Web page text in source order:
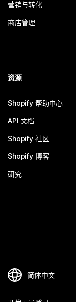
营销与转化
商店管理
资源
Shopify 帮助中心
API 文档
Shopify 社区
Shopify 博客
研究